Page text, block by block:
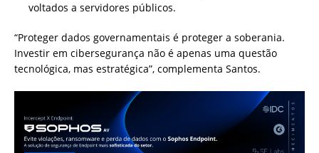
voltados a servidores públicos.
“Proteger dados governamentais é proteger a soberania.
Investir em cibersegurança não é apenas uma questão
tecnológica, mas estratégica”, complementa Santos.